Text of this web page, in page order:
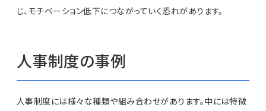
じ、モチベーション低下につながっていく恐れがあります。
人事制度の事例
人事制度には様々な種類や組み合わせがあります。中には特徴